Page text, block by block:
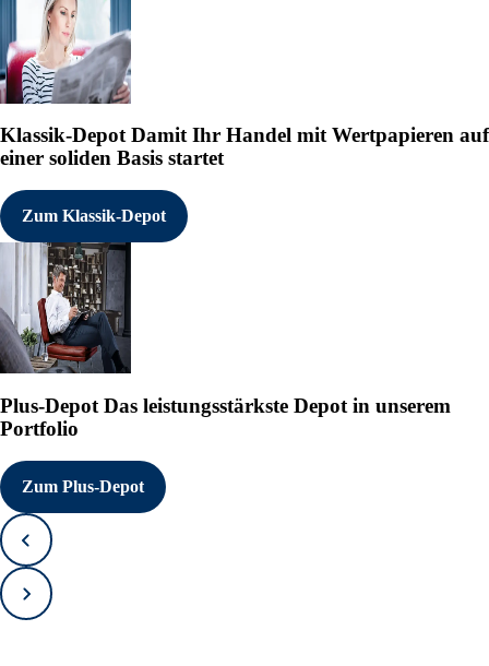
Klassik-DepotDamit Ihr Handel mit Wertpapieren auf
einer soliden Basis startet
Zum Klassik-Depot
Plus-Depot Das leistungsstärkste Depot in unserem
Portfolio
Zum Plus-Depot
Zurück
Vorwärts